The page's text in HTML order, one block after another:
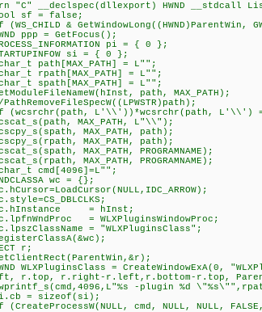
"C" __declspec(dllexport) HWND __stdcall
sf = false;
& GetWindowLong((HWND)ParentWin,
ppp = GetFocus();
pi = { 0 };
si = { 0 };
path[MAX_PATH] = L"";
rpath[MAX_PATH] = L"";
spath[MAX_PATH] = L"";
path, MAX_PATH);
L'\\'))*wcsrchr(path, L'\\')
MAX_PATH, L"\\");
MAX_PATH, path);
MAX_PATH, path);
MAX_PATH, PROGRAMNAME);
MAX_PATH, PROGRAMNAME);
cmd[4096]=L"";
wc = {};
= hInst;
= WLXPluginsWindowProc;
= "WLXPluginsClass";
r;
WLXPluginsClass = CreateWindowExA(0,
r.top, r.right-r.left,r.bottom-r.top,
-plugin %d
= sizeof(si);
cmd, NULL, NULL,